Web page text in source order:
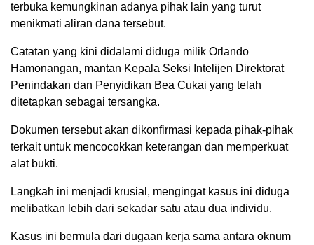
terbuka kemungkinan adanya pihak lain yang turut
menikmati aliran dana tersebut.
Catatan yang kini didalami diduga milik Orlando
Hamonangan, mantan Kepala Seksi Intelijen Direktorat
Penindakan dan Penyidikan Bea Cukai yang telah
ditetapkan sebagai tersangka.
Dokumen tersebut akan dikonfirmasi kepada pihak-pihak
terkait untuk mencocokkan keterangan dan memperkuat
alat bukti.
Langkah ini menjadi krusial, mengingat kasus ini diduga
melibatkan lebih dari sekadar satu atau dua individu.
Kasus ini bermula dari dugaan kerja sama antara oknum